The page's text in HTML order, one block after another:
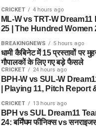
CRICKET 4 hours ago
ML-W vs TRT-W
25 | The Hundred Women
BREAKINGNEWS 5 hours ago
धामी कैबिनेट में 15 प्रस्तावों पर
गौपालकों के लिए गए बड़े फैसले
CRICKET 24 hours ago
BPH-W vs SUL-W
| Playing 11, Pitch Report
CRICKET 13 hours ago
BPH vs SUL Dream11
24: बर्मिंघम फीनिक्स vs